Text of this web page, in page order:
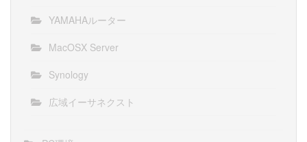
YAMAHAルーター
MacOSX Server
Synology
広域イーサネクスト